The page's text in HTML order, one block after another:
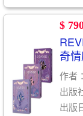
$
奇
作者：
出版
出版